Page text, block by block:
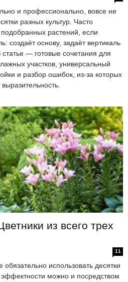
и профессионально, вовсе не
разных культур. Часто
растений, если
создаёт основу, задаёт вертикаль
— готовые сочетания для
участков, универсальный
и разбор ошибок, из-за которых
из всего трех
11
использовать десятки
можно и посредством